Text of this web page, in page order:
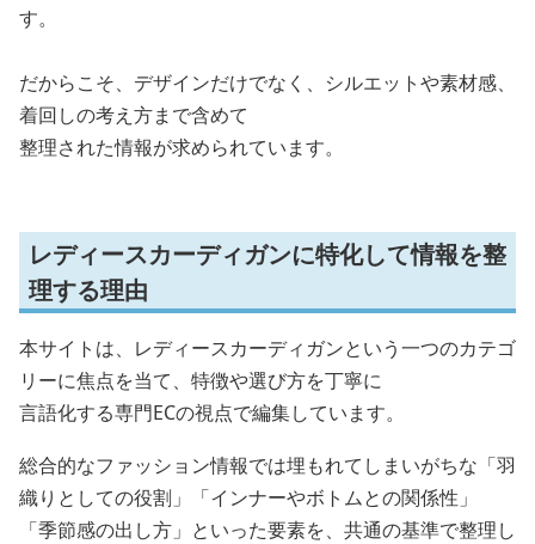
す。
だからこそ、デザインだけでなく、シルエットや素材感、
着回しの考え方まで含めて
整理された情報が求められています。
レディースカーディガンに特化して情報を整
理する理由
本サイトは、レディースカーディガンという一つのカテゴ
リーに焦点を当て、特徴や選び方を丁寧に
言語化する専門ECの視点で編集しています。
総合的なファッション情報では埋もれてしまいがちな「羽
織りとしての役割」「インナーやボトムとの関係性」
「季節感の出し方」といった要素を、共通の基準で整理し